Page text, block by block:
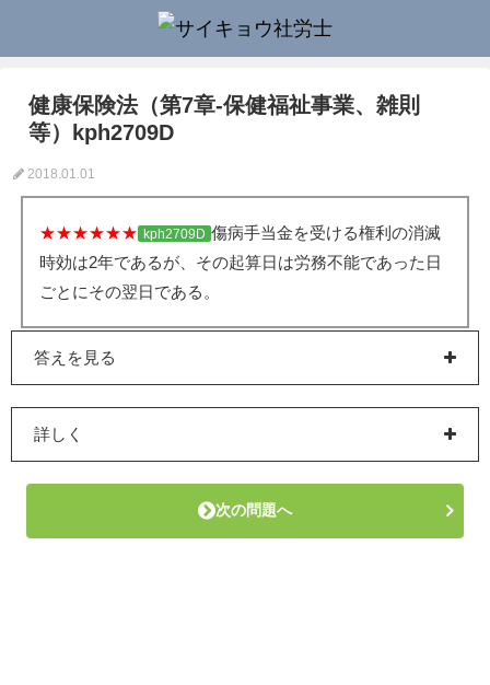
健康保険法（第7章-保健福祉事業、雑則
等）kph2709D
2018.01.01
★★★★★★ kph2709D 傷病手当金を受ける権利の消滅
時効は2年であるが、その起算日は労務不能であった日
ごとにその翌日である。
答えを見る
詳しく
次の問題へ